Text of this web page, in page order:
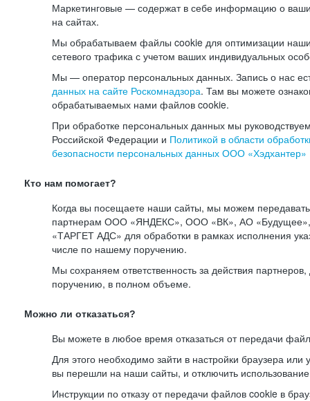
Маркетинговые — содержат в себе информацию о
на сайтах.
Мы обрабатываем файлы cookie для оптимизации
сетевого трафика с учетом ваших индивидуальных
Мы — оператор персональных данных. Запись о нас
данных на сайте Роскомнадзора. Там вы можете
обрабатываемых нами файлов cookie.
При обработке персональных данных мы
Российской Федерации и Политикой в области
безопасности персональных данных ООО «Хэдхантер»
Кто нам помогает?
Когда вы посещаете наши сайты, мы можем
партнерам ООО «ЯНДЕКС», ООО «ВК», АО
«ТАРГЕТ АДС» для обработки в рамках исполнения
числе по нашему поручению.
Мы сохраняем ответственность за действия
поручению, в полном объеме.
Можно ли отказаться?
Вы можете в любое время отказаться от передачи
Для этого необходимо зайти в настройки браузера или
вы перешли на наши сайты, и отключить
Инструкции по отказу от передачи файлов cookie в